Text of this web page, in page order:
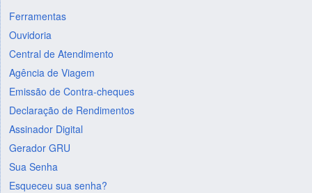
Ferramentas
Ouvidoria
Central de Atendimento
Agência de Viagem
Emissão de Contra-cheques
Declaração de Rendimentos
Assinador Digital
Gerador GRU
Sua Senha
Esqueceu sua senha?